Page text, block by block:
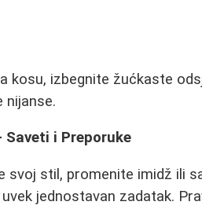
kosu, izbegnite žućkaste
nijanse.
Saveti i Preporuke
svoj stil, promenite imidž ili
jednostavan zadatak.